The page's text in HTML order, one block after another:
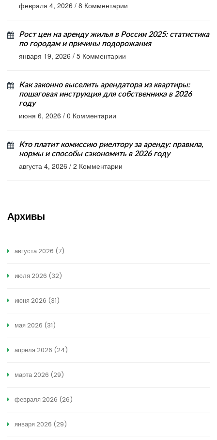
февраля 4, 2026 / 8 Комментарии
Рост цен на аренду жилья в России 2025: статистика
по городам и причины подорожания
января 19, 2026 / 5 Комментарии
Как законно выселить арендатора из квартиры:
пошаговая инструкция для собственника в 2026
году
июня 6, 2026 / 0 Комментарии
Кто платит комиссию риелтору за аренду: правила,
нормы и способы сэкономить в 2026 году
августа 4, 2026 / 2 Комментарии
Архивы
августа 2026 (7)
июля 2026 (32)
июня 2026 (31)
мая 2026 (31)
апреля 2026 (24)
марта 2026 (29)
февраля 2026 (26)
января 2026 (29)